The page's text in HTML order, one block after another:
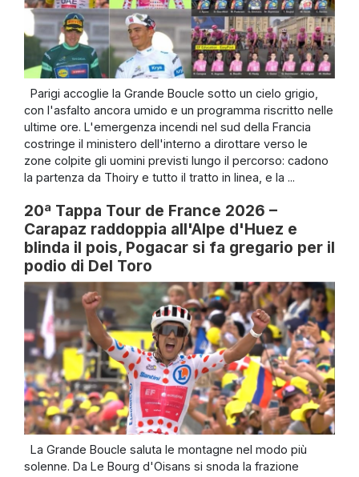
Parigi accoglie la Grande Boucle sotto un cielo grigio,
con l'asfalto ancora umido e un programma riscritto nelle
ultime ore. L'emergenza incendi nel sud della Francia
costringe il ministero dell'interno a dirottare verso le
zone colpite gli uomini previsti lungo il percorso: cadono
la partenza da Thoiry e tutto il tratto in linea, e la ...
20ª Tappa Tour de France 2026 –
Carapaz raddoppia all'Alpe d'Huez e
blinda il pois, Pogacar si fa gregario per il
podio di Del Toro
La Grande Boucle saluta le montagne nel modo più
solenne. Da Le Bourg d'Oisans si snoda la frazione